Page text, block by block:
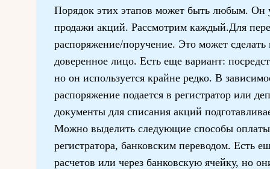
Порядок этих этапов может быть любым. Он
продажи акций. Рассмотрим каждый.Для
распоряжение/поручение. Это может сделать
доверенное лицо. Есть еще вариант:
но он используется крайне редко. В
распоряжение подается в регистратор или
документы для списания акций
Можно выделить следующие способы
регистратора, банковским переводом. Есть
расчетов или через банковскую ячейку, но